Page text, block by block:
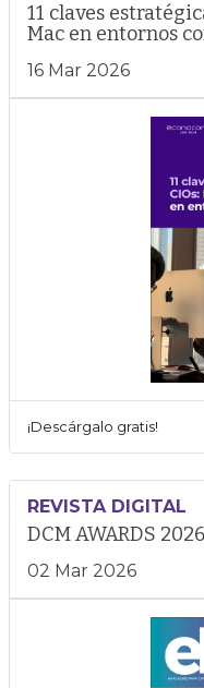
11 claves
Mac en entornos
16 Mar 2026
¡Descárgalo gratis!
REVISTA DIGITAL
DCM AWARDS 2026
02 Mar 2026